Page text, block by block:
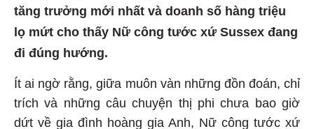
tăng trưởng mới nhất và doanh số hàng triệu
lọ mứt cho thấy Nữ công tước xứ Sussex đang
đi đúng hướng.
Ít ai ngờ rằng, giữa muôn vàn những đồn đoán, chỉ
trích và những câu chuyện thị phi chưa bao giờ
dứt về gia đình hoàng gia Anh, Nữ công tước xứ